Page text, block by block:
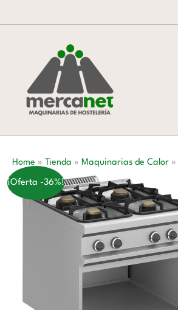
al
Home » Tienda » Maquinarias de Calor »
¡Oferta -36%!